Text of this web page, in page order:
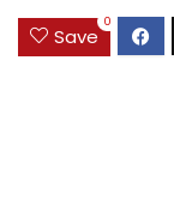
Save
0